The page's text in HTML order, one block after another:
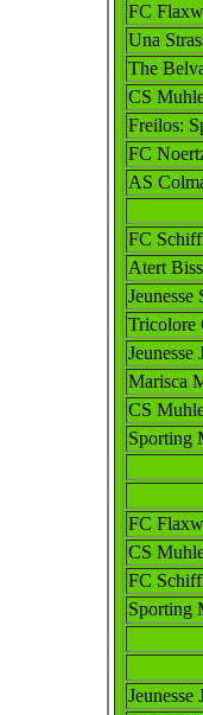
FC
Una
The
CS
Freilos:
FC
AS
FC
Atert
Jeunesse
Tricolore
Jeunesse
Marisca
CS
Sporting
FC
CS
FC
Sporting
Jeunesse